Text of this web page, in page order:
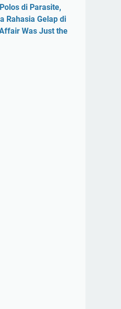
di Parasite,
Rahasia Gelap di
Was Just the